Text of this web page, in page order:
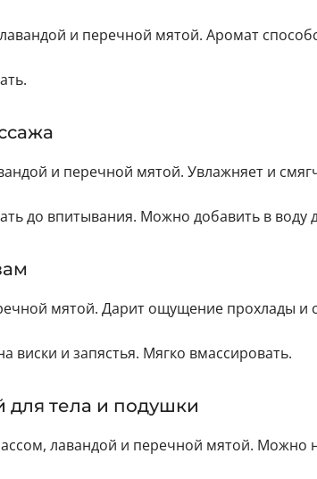
и перечной мятой. Аромат
и перечной мятой. Увлажняет и
до впитывания. Можно добавить в воду
мятой. Дарит ощущение прохлады и
и запястья. Мягко вмассировать.
тела и подушки
лавандой и перечной мятой. Можно